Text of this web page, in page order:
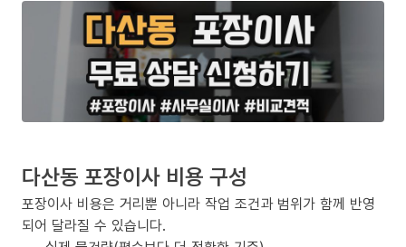
다산동 포장이사 비용 구성
포장이사 비용은 거리뿐 아니라 작업 조건과 범위가 함께 반영
되어 달라질 수 있습니다.